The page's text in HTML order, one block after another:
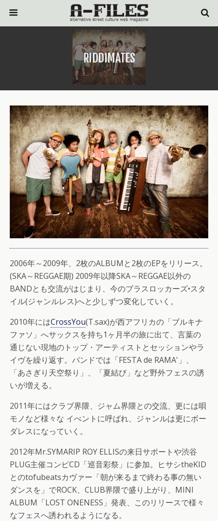
RIDDIMATES
2006年～2009年、2枚のALBUMと2枚のEPをリリース。
(SKA～REGGAE期) 2009年以降SKA～REGGAE以外の
BANDとも交流がはじまり、今のブラスロッカーズ•スタ
イル(ジャンルレス)へと少しずつ変化していく。
2010年にはCrossYou(T.sax)が西アフリカの「ブルキナ
ファソ」へサックスを持ち1ヶ月半の旅に出て、言葉の
通じない現地のトップ・アーティストとセッションやラ
イヴを繰り返す。バンドでは「FESTA de RAMA'」、
「あさぎり天空祭り」、「夏結び」など野外フェスの誘
いが増える。
2011年にはクラブ界隈、ジャム界隈との交流、更には唄
モノなど様々な イべントに呼ばれ、ジャンルは更にボー
ダレスになっていく。
2012年Mr.SYMARIP ROY ELLISの来日サポートや渋谷
PLUG主催コンピCD「巡音彩祭」に参加。ヒサシtheKID
とのtofubeatsカヴァー「朝が来るまで終わる事の無い
ダンスを」でROCK、CLUB界隈で盛り上がり、MINI
ALBUM「LOST ONENESS」発表、このリリースで様々
なフェスへ誘われるようになる。